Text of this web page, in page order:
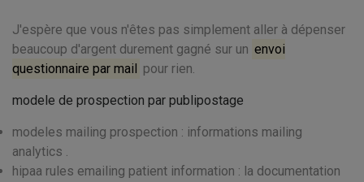
J'espère que vous n'êtes pas simplement aller à dépenser
beaucoup d'argent durement gagné sur un envoi
questionnaire par mail pour rien.
modele de prospection par publipostage
modeles mailing prospection : informations mailing
analytics .
hipaa rules emailing patient information : la documentation